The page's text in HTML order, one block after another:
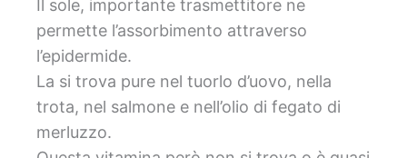
Il sole, importante trasmettitore ne
permette l’assorbimento attraverso
l’epidermide.
La si trova pure nel tuorlo d’uovo, nella
trota, nel salmone e nell’olio di fegato di
merluzzo.